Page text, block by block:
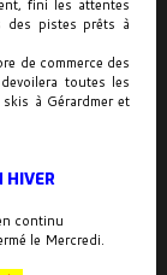
fini les attentes
des pistes prêts à
de commerce des
toutes les
à Gérardmer et
HIVER
continu
le Mercredi.